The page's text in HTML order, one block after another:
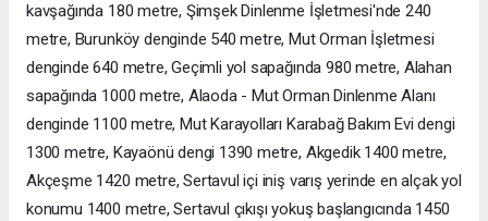
kavşağında 180 metre, Şimşek Dinlenme İşletmesi'nde 240
metre, Burunköy denginde 540 metre, Mut Orman İşletmesi
denginde 640 metre, Geçimli yol sapağında 980 metre, Alahan
sapağında 1000 metre, Alaoda - Mut Orman Dinlenme Alanı
denginde 1100 metre, Mut Karayolları Karabağ Bakım Evi dengi
1300 metre, Kayaönü dengi 1390 metre, Akgedik 1400 metre,
Akçeşme 1420 metre, Sertavul içi iniş varış yerinde en alçak yol
konumu 1400 metre, Sertavul çıkışı yokuş başlangıcında 1450